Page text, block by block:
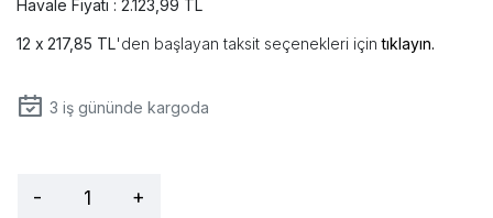
Havale Fiyatı : 2.123,99 TL
217,85 TL'den başlayan taksit seçenekleri içintıklayın.
3 iş gününde kargoda
- +